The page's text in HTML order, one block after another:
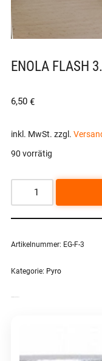
ENOLA FLASH
6,50 €
inkl. MwSt. zzgl.
90 vorrätig
Artikelnummer: EG-F-3
Kategorie: Pyro